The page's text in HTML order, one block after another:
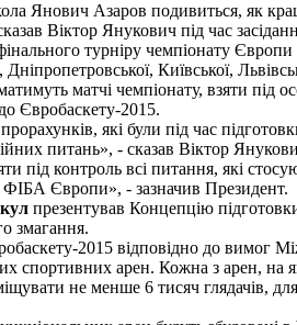
Янович Азаров подивиться, як
Віктор Янукович під час
турніру чемпіонату Європи
Київської,
матчі чемпіонату, взяти під
Євробаскету-2015.
які були під час
питань», - сказав Віктор
під контроль всі питання, які
ФІБА Європи», - зазначив Президент.
презентував Концепцію
змагання.
2015 відповідно до вимог
спортивних арен. Кожна з арен, на
не менше 6 тисяч глядачів,